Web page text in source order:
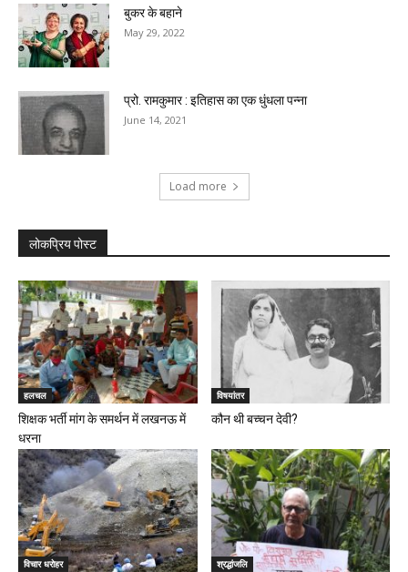
बुकर के बहाने
May 29, 2022
प्रो. रामकुमार : इतिहास का एक धुंधला पन्ना
June 14, 2021
Load more
लोकप्रिय पोस्ट
हलचल
शिक्षक भर्ती मांग के समर्थन में लखनऊ में
धरना
विषयांतर
कौन थी बच्चन देवी?
विचार धरोहर श्रद्धांजलि